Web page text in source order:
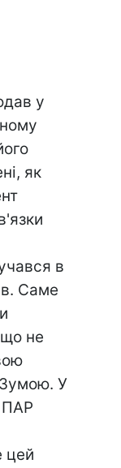
у
як
в
Саме
не
Зумою. У
ПАР
цей